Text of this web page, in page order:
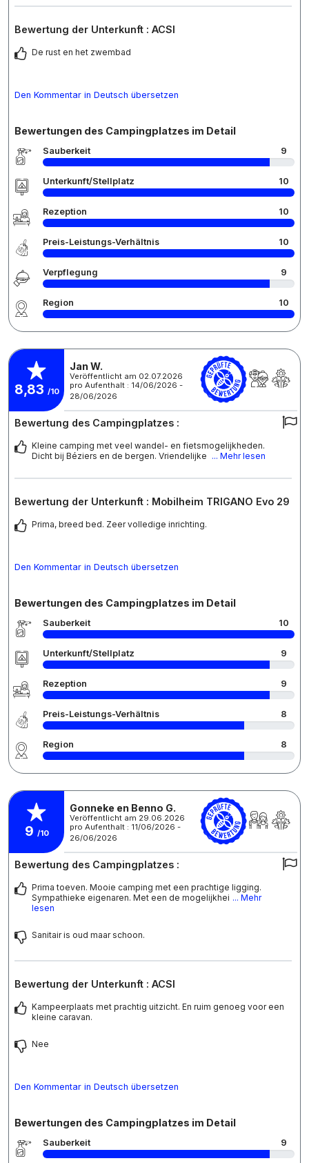
Bewertung der Unterkunft : ACSI
De rust en het zwembad
Den Kommentar in Deutsch übersetzen
Bewertungen des Campingplatzes im Detail
Sauberkeit 9
Unterkunft/Stellplatz 10
Rezeption 10
Preis-Leistungs-Verhältnis 10
Verpflegung 9
Region 10
8,83 /10
Jan W.
Veröffentlicht am 02.07.2026
pro Aufenthalt : 14/06/2026 -
28/06/2026
Bewertung des Campingplatzes :
Kleine camping met veel wandel- en fietsmogelijkheden.
Dicht bij Béziers en de bergen. Vriendelijke ... Mehr lesen
Bewertung der Unterkunft : Mobilheim TRIGANO Evo 29
Prima, breed bed. Zeer volledige inrichting.
Den Kommentar in Deutsch übersetzen
Bewertungen des Campingplatzes im Detail
Sauberkeit 10
Unterkunft/Stellplatz 9
Rezeption 9
Preis-Leistungs-Verhältnis 8
Region 8
9 /10
Gonneke en Benno G.
Veröffentlicht am 29.06.2026
pro Aufenthalt : 11/06/2026 -
26/06/2026
Bewertung des Campingplatzes :
Prima toeven. Mooie camping met een prachtige ligging.
Sympathieke eigenaren. Met een de mogelijkhei ... Mehr
lesen
Sanitair is oud maar schoon.
Bewertung der Unterkunft : ACSI
Kampeerplaats met prachtig uitzicht. En ruim genoeg voor een
kleine caravan.
Nee
Den Kommentar in Deutsch übersetzen
Bewertungen des Campingplatzes im Detail
Sauberkeit 9